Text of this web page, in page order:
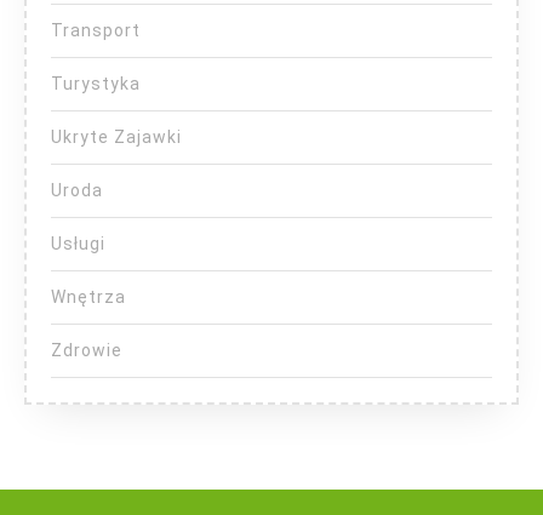
Transport
Turystyka
Ukryte Zajawki
Uroda
Usługi
Wnętrza
Zdrowie